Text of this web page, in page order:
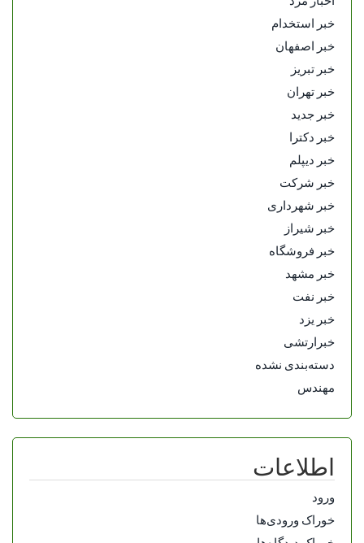
خبر استخدام
خبر اصفهان
خبر تبریز
خبر تهران
خبر جدید
خبر دکترا
خبر دیپلم
خبر شرکت
خبر شهرداری
خبر شیراز
خبر فروشگاه
خبر مشهد
خبر نفت
خبر یزد
خبرارتشی
دسته‌بندی نشده
مهندس
اطلاعات
ورود
خوراک ورودی‌ها